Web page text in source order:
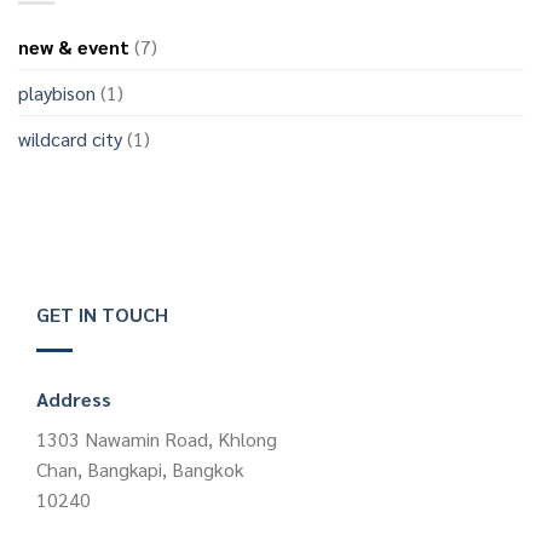
new & event (7)
playbison (1)
wildcard city(1)
GET IN TOUCH
Address
1303 Nawamin Road, Khlong
Chan, Bangkapi, Bangkok
10240